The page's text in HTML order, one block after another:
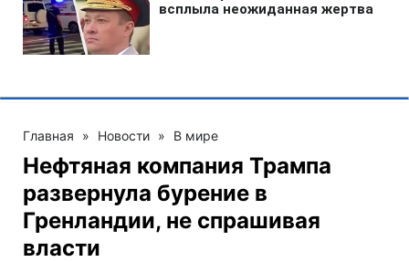
Главная » Новости » В мире
Нефтяная компания Трампа
развернула бурение в
Гренландии, не спрашивая
власти